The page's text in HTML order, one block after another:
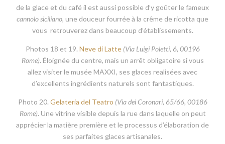
de la glace et du café il est aussi possible d’y goûter le fameux
cannolo siciliano, une douceur fourrée à la crême de ricotta que
vous retrouverez dans beaucoup d’établissements.
Photos 18 et 19. Neve di Latte (Via Luigi Poletti, 6, 00196
Rome). Éloignée du centre, mais un arrêt obligatoire si vous
allez visiter le musée MAXXI, ses glaces realisées avec
d’excellents ingrédients naturels sont fantastiques.
Photo 20. Gelateria del Teatro (Via dei Coronari, 65/66, 00186
Rome). Une vitrine visible depuis la rue dans laquelle on peut
apprécier la matière première et le processus d’élaboration de
ses parfaites glaces artisanales.